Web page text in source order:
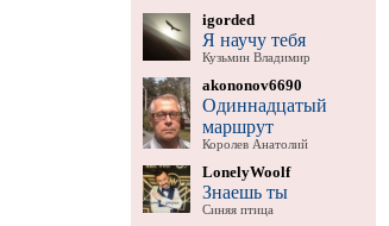
igorded
Я научу тебя
Кузьмин Владимир
akononov6690
Одиннадцатый
маршрут
Королев Анатолий
LonelyWoolf
Знаешь ты
Синяя птица